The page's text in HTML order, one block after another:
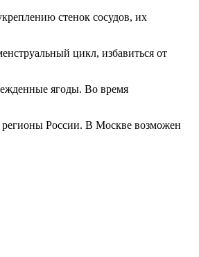
стенок сосудов, их
цикл, избавиться от
ягоды. Во время
России. В Москве возможен